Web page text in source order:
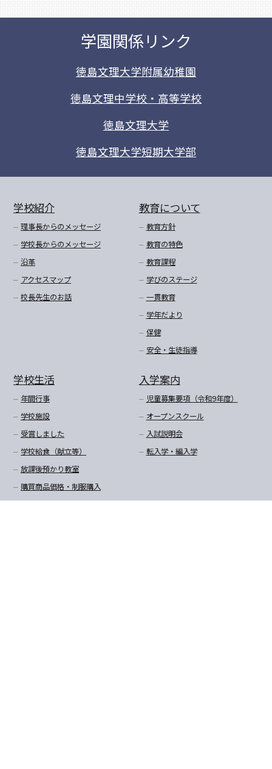
学園関係リンク
徳島文理大学附属幼稚園
徳島文理中学校・高等学校
徳島文理大学
徳島文理大学短期大学部
学校紹介
理事長からのメッセージ
学校長からのメッセージ
沿革
アクセスマップ
校長先生のお話
教育について
教育方針
教育の特色
教育課程
学びのステージ
一貫教育
学年だより
保健
安全・生徒指導
学校生活
年間行事
学校施設
受賞しました
学校給食（献立等）
放課後預かり教室
購買商品価格・制服購入
入学案内
児童募集要項（令和9年度）
オープンスクール
入試説明会
転入学・編入学